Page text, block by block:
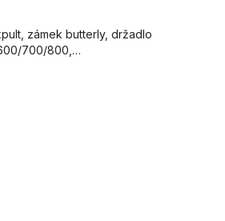
zámek butterly, držadlo
700/800,…